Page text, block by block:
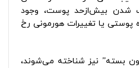
شدن بیش‌ازحد پوست، وجود
پوستی یا تغییرات هورمونی رخ
بسته” نیز شناخته می‌شوند،